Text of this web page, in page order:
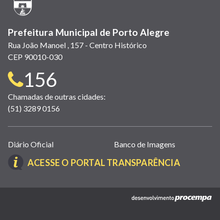
Prefeitura Municipal de Porto Alegre
Rua João Manoel , 157 - Centro Histórico
CEP 90010-030
Telefone
para
contato:
156
Chamadas de outras cidades:
(51) 3289 0156
Links
úteis
(abrem
nova
Diário Oficial Banco de Imagens
ACESSE O PORTAL TRANSPARÊNCIA(LINK
EM
NOVA